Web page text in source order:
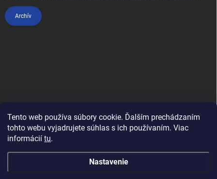
Tento web používa súbory cookie. Ďalším prechádzaním
tohto webu vyjadrujete súhlas s ich používaním. Viac
informácií tu.
Nastavenie
Archív